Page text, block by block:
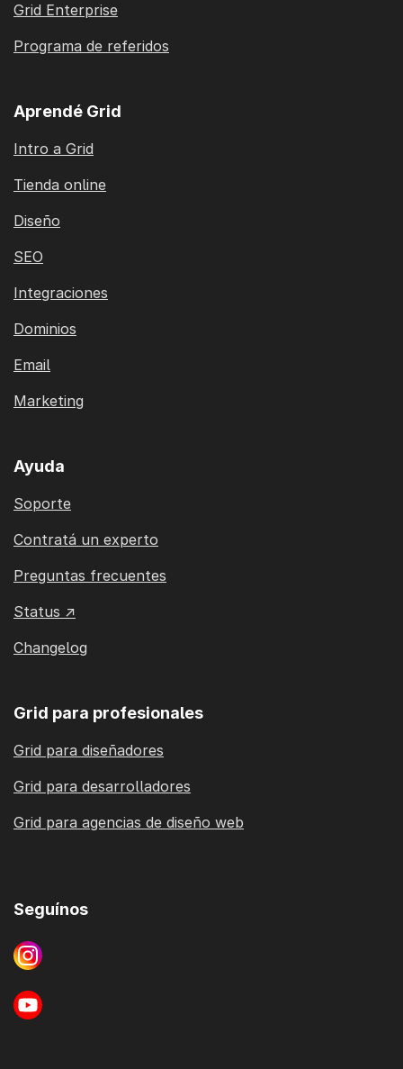
Grid Enterprise
Programa de referidos
Aprendé Grid
Intro a Grid
Tienda online
Diseño
SEO
Integraciones
Dominios
Email
Marketing
Ayuda
Soporte
Contratá un experto
Preguntas frecuentes
Status ↗
Changelog
Grid para profesionales
Grid para diseñadores
Grid para desarrolladores
Grid para agencias de diseño web
Seguínos